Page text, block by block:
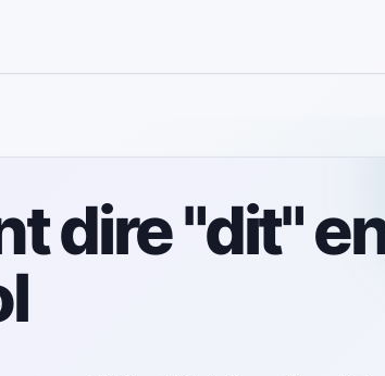
dire "dit"